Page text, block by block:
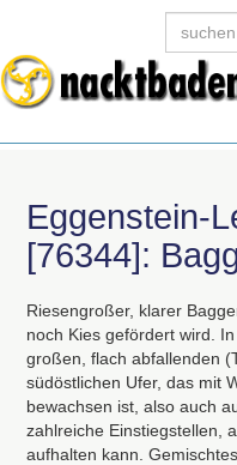
Eggenstein-
[76344]:
Riesengroßer, klarer
noch Kies gefördert wird.
großen, flach abfallenden
südöstlichen Ufer, das mit
bewachsen ist, also auch
zahlreiche Einstiegstellen,
aufhalten kann.